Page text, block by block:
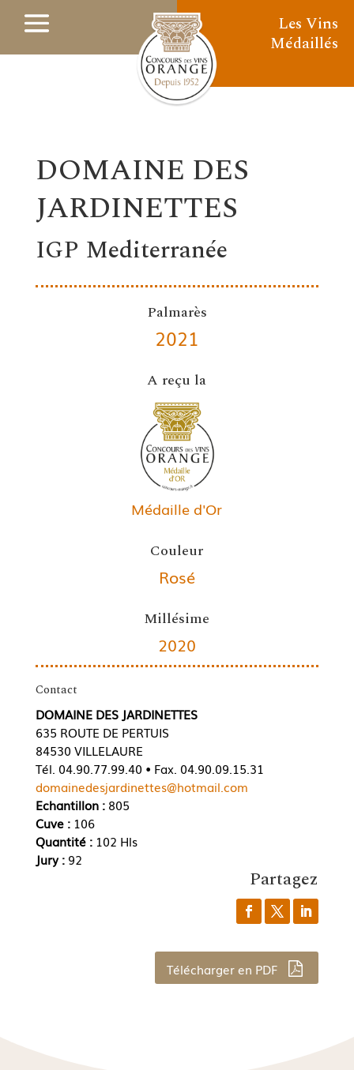
Les Vins
Médaillés
DOMAINE DES
JARDINETTES
IGP Mediterranée
Palmarès
2021
A reçu la
Médaille d'Or
Couleur
Rosé
Millésime
2020
Contact
DOMAINE DES JARDINETTES
635 ROUTE DE PERTUIS
84530 VILLELAURE
Tél. 04.90.77.99.40 • Fax. 04.90.09.15.31
domainedesjardinettes@hotmail.com
Echantillon :805
Cuve : 106
Quantité : 102 Hls
Jury : 92
Partagez
Télécharger en PDF